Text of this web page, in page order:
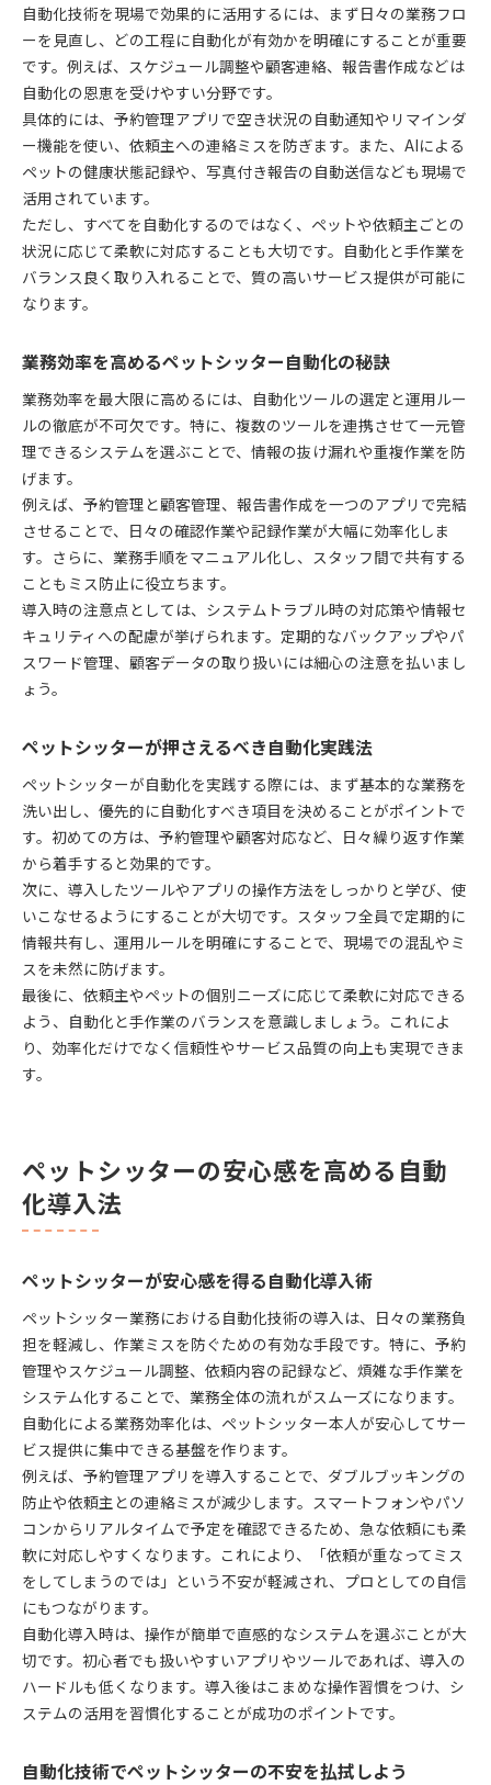
自動化技術を現場で効果的に活用するには、まず日々の業務フロ
ーを見直し、どの工程に自動化が有効かを明確にすることが重要
です。例えば、スケジュール調整や顧客連絡、報告書作成などは
自動化の恩恵を受けやすい分野です。
具体的には、予約管理アプリで空き状況の自動通知やリマインダ
ー機能を使い、依頼主への連絡ミスを防ぎます。また、AIによる
ペットの健康状態記録や、写真付き報告の自動送信なども現場で
活用されています。
ただし、すべてを自動化するのではなく、ペットや依頼主ごとの
状況に応じて柔軟に対応することも大切です。自動化と手作業を
バランス良く取り入れることで、質の高いサービス提供が可能に
なります。
業務効率を高めるペットシッター自動化の秘訣
業務効率を最大限に高めるには、自動化ツールの選定と運用ルー
ルの徹底が不可欠です。特に、複数のツールを連携させて一元管
理できるシステムを選ぶことで、情報の抜け漏れや重複作業を防
げます。
例えば、予約管理と顧客管理、報告書作成を一つのアプリで完結
させることで、日々の確認作業や記録作業が大幅に効率化しま
す。さらに、業務手順をマニュアル化し、スタッフ間で共有する
こともミス防止に役立ちます。
導入時の注意点としては、システムトラブル時の対応策や情報セ
キュリティへの配慮が挙げられます。定期的なバックアップやパ
スワード管理、顧客データの取り扱いには細心の注意を払いまし
ょう。
ペットシッターが押さえるべき自動化実践法
ペットシッターが自動化を実践する際には、まず基本的な業務を
洗い出し、優先的に自動化すべき項目を決めることがポイントで
す。初めての方は、予約管理や顧客対応など、日々繰り返す作業
から着手すると効果的です。
次に、導入したツールやアプリの操作方法をしっかりと学び、使
いこなせるようにすることが大切です。スタッフ全員で定期的に
情報共有し、運用ルールを明確にすることで、現場での混乱やミ
スを未然に防げます。
最後に、依頼主やペットの個別ニーズに応じて柔軟に対応できる
よう、自動化と手作業のバランスを意識しましょう。これによ
り、効率化だけでなく信頼性やサービス品質の向上も実現できま
す。
ペットシッターの安心感を高める自動
化導入法
ペットシッターが安心感を得る自動化導入術
ペットシッター業務における自動化技術の導入は、日々の業務負
担を軽減し、作業ミスを防ぐための有効な手段です。特に、予約
管理やスケジュール調整、依頼内容の記録など、煩雑な手作業を
システム化することで、業務全体の流れがスムーズになります。
自動化による業務効率化は、ペットシッター本人が安心してサー
ビス提供に集中できる基盤を作ります。
例えば、予約管理アプリを導入することで、ダブルブッキングの
防止や依頼主との連絡ミスが減少します。スマートフォンやパソ
コンからリアルタイムで予定を確認できるため、急な依頼にも柔
軟に対応しやすくなります。これにより、「依頼が重なってミス
をしてしまうのでは」という不安が軽減され、プロとしての自信
にもつながります。
自動化導入時は、操作が簡単で直感的なシステムを選ぶことが大
切です。初心者でも扱いやすいアプリやツールであれば、導入の
ハードルも低くなります。導入後はこまめな操作習慣をつけ、シ
ステムの活用を習慣化することが成功のポイントです。
自動化技術でペットシッターの不安を払拭しよう